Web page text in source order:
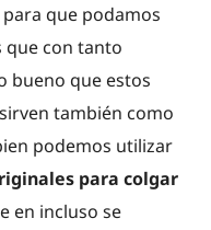
que podamos
que con tanto
bueno que estos
también como
podemos utilizar
para colgar
en incluso se